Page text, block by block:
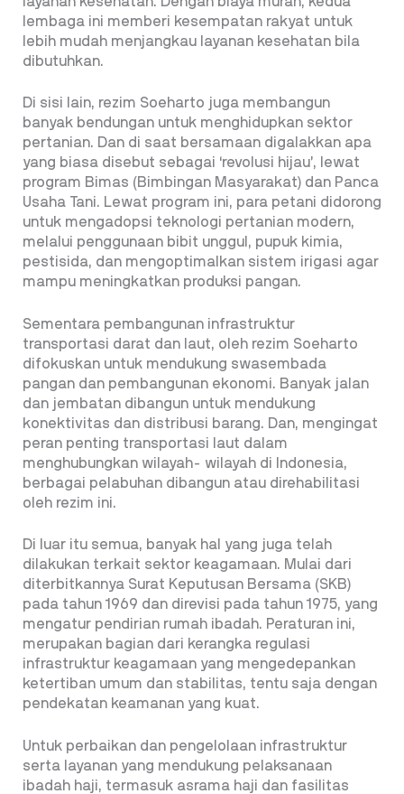
lembaga ini memberi kesempatan rakyat untuk
lebih mudah menjangkau layanan kesehatan bila
dibutuhkan.
Di sisi lain, rezim Soeharto juga membangun
banyak bendungan untuk menghidupkan sektor
pertanian. Dan di saat bersamaan digalakkan apa
yang biasa disebut sebagai ‘revolusi hijau’, lewat
program Bimas (Bimbingan Masyarakat) dan Panca
Usaha Tani. Lewat program ini, para petani didorong
untuk mengadopsi teknologi pertanian modern,
melalui penggunaan bibit unggul, pupuk kimia,
pestisida, dan mengoptimalkan sistem irigasi agar
mampu meningkatkan produksi pangan.
Sementara pembangunan infrastruktur
transportasi darat dan laut, oleh rezim Soeharto
difokuskan untuk mendukung swasembada
pangan dan pembangunan ekonomi. Banyak jalan
dan jembatan dibangun untuk mendukung
konektivitas dan distribusi barang. Dan, mengingat
peran penting transportasi laut dalam
menghubungkan wilayah- wilayah di Indonesia,
berbagai pelabuhan dibangun atau direhabilitasi
oleh rezim ini.
Di luar itu semua, banyak hal yang juga telah
dilakukan terkait sektor keagamaan. Mulai dari
diterbitkannya Surat Keputusan Bersama (SKB)
pada tahun 1969 dan direvisi pada tahun 1975, yang
mengatur pendirian rumah ibadah. Peraturan ini,
merupakan bagian dari kerangka regulasi
infrastruktur keagamaan yang mengedepankan
ketertiban umum dan stabilitas, tentu saja dengan
pendekatan keamanan yang kuat.
Untuk perbaikan dan pengelolaan infrastruktur
serta layanan yang mendukung pelaksanaan
ibadah haji, termasuk asrama haji dan fasilitas